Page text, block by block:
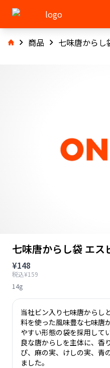
商品 七味唐からし
七味唐からし袋 エス
¥148
税込¥159
14g
当社ビン入り七味唐からし
料を使った風味豊な七味唐
やすい形態の袋を採用して
良な唐からしを主体に、香
ぴ、麻の実、けしの実、青
ました。